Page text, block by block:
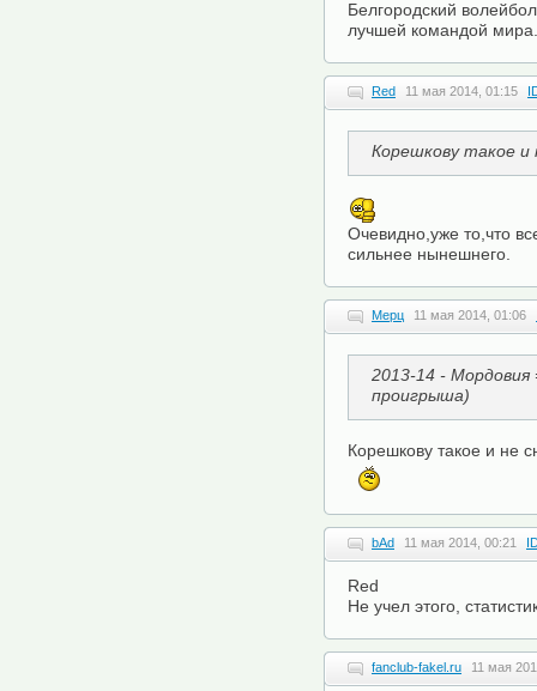
Белгородский
лучшей командой
Red 11 мая 2014, 01:15
Корешкову такое и
Очевидно,уже то,что
сильнее нынешнего.
Мерц 11 мая 2014, 01:06
2013-14 -
проигрыша)
Корешкову такое и не
bAd 11 мая 2014, 00:21
Red
Не учел этого,
fanclub-fakel.ru 11 мая